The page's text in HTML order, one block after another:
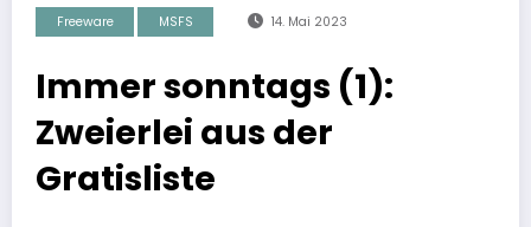
Freeware MSFS 14. Mai 2023
Immer sonntags (1):
Zweierlei aus der
Gratisliste